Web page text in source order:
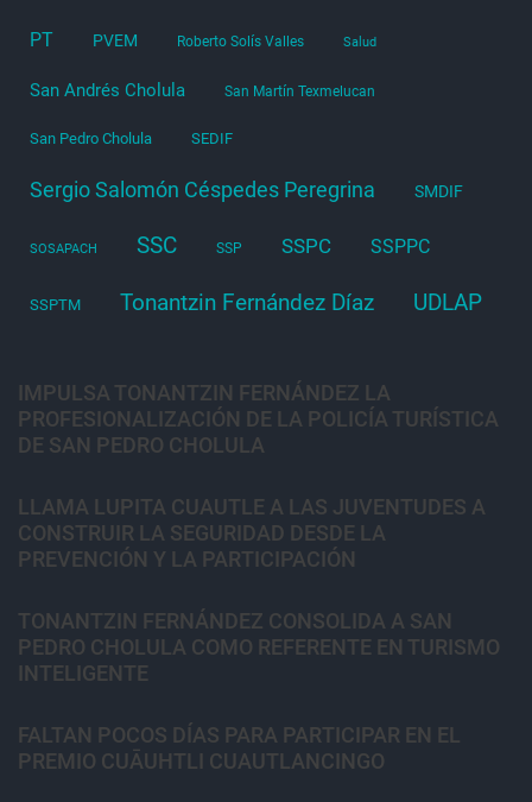
PT PVEM Roberto Solís Valles Salud
San Andrés Cholula San Martín Texmelucan
San Pedro Cholula SEDIF
Sergio Salomón Céspedes Peregrina SMDIF
SOSAPACH SSC SSP SSPC SSPPC
SSPTM Tonantzin Fernández Díaz UDLAP
IMPULSA TONANTZIN FERNÁNDEZ LA
PROFESIONALIZACIÓN DE LA POLICÍA TURÍSTICA
DE SAN PEDRO CHOLULA
LLAMA LUPITA CUAUTLE A LAS JUVENTUDES A
CONSTRUIR LA SEGURIDAD DESDE LA
PREVENCIÓN Y LA PARTICIPACIÓN
TONANTZIN FERNÁNDEZ CONSOLIDA A SAN
PEDRO CHOLULA COMO REFERENTE EN TURISMO
INTELIGENTE
FALTAN POCOS DÍAS PARA PARTICIPAR EN EL
PREMIO CUĀUHTLI CUAUTLANCINGO